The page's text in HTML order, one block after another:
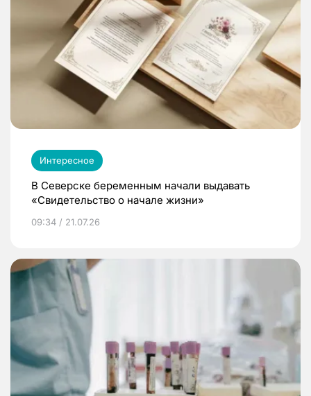
Интересное
В Северске беременным начали выдавать
«Свидетельство о начале жизни»
09:34 / 21.07.26